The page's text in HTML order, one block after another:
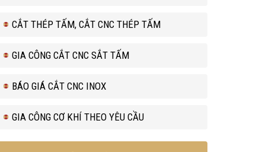
CẮT THÉP TẤM, CẮT CNC THÉP TẤM
GIA CÔNG CẮT CNC SẮT TẤM
BÁO GIÁ CẮT CNC INOX
GIA CÔNG CƠ KHÍ THEO YÊU CẦU